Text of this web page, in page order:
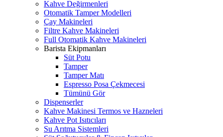
Kahve Değirmenleri
Otomatik Tamper Modelleri
Çay Makineleri
Filtre Kahve Makineleri
Full Otomatik Kahve Makineleri
Barista Ekipmanları
Süt Potu
Tamper
Tamper Matı
Espresso Posa Çekmecesi
Tümünü Gör
Dispenserler
Kahve Makinesi Termos ve Hazneleri
Kahve Pot Isıtıcıları
Su Arıtma Sistemleri